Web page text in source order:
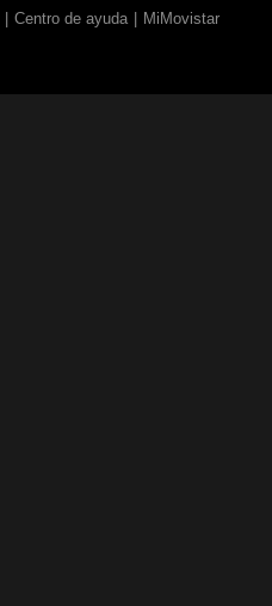
Centro de ayuda MiMovistar